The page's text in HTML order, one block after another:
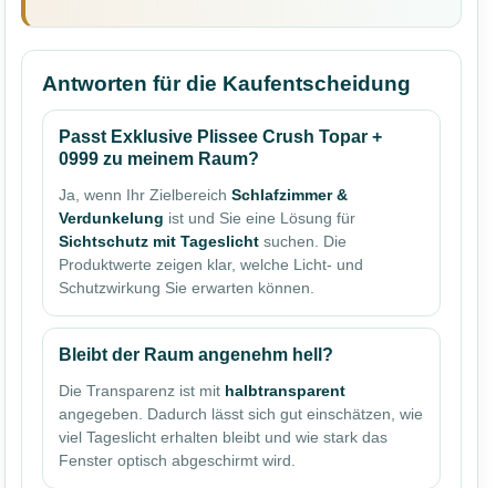
Antworten für die Kaufentscheidung
Passt Exklusive Plissee Crush Topar +
0999 zu meinem Raum?
Ja, wenn Ihr Zielbereich Schlafzimmer &
Verdunkelung ist und Sie eine Lösung für
Sichtschutz mit Tageslicht suchen. Die
Produktwerte zeigen klar, welche Licht- und
Schutzwirkung Sie erwarten können.
Bleibt der Raum angenehm hell?
Die Transparenz ist mit halbtransparent
angegeben. Dadurch lässt sich gut einschätzen, wie
viel Tageslicht erhalten bleibt und wie stark das
Fenster optisch abgeschirmt wird.